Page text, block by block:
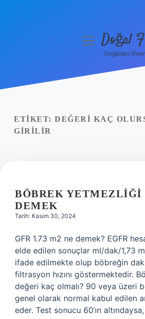
Yasal Uyarı
menüyüDoğal
Doğadan
ETIKET: DEĞERI KAÇ
GIRILIR
BÖBREK YETMEZLIĞI
DEMEK
Tarih: Kasım 30, 2024
GFR 1.73 m2 ne demek? EGFR
elde edilen sonuçlar ml/dak/1,73
ifade edilmekte olup böbreğin
filtrasyon hızını göstermektedir.
değeri kaç olmalı? 90 veya üzeri
genel olarak normal kabul edilen
eder. Test sonucu 60’ın